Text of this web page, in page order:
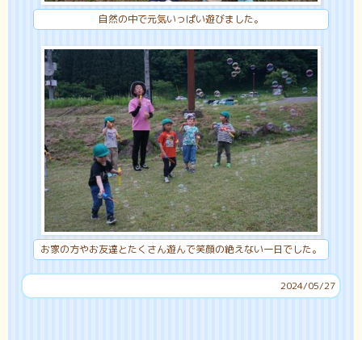
自然の中で元気いっぱい遊びました。
お家の方やお友達とたくさん遊んで笑顔の絶えない一日でした。
2024/05/27